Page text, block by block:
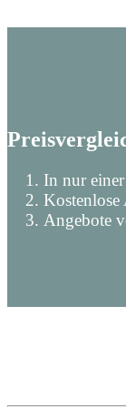
In nur
Kostenlose
Angebote